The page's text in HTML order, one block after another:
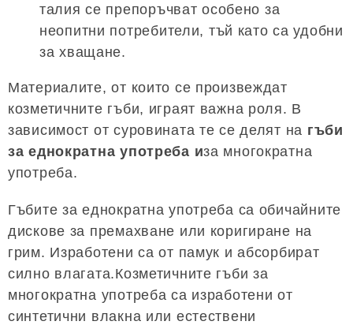
талия се препоръчват особено за
неопитни потребители, тъй като са удобни
за хващане.
Материалите, от които се произвеждат
козметичните гъби, играят важна роля. В
зависимост от суровината те се делят на гъби
за еднократна употреба иза многократна
употреба.
Гъбите за еднократна употреба са обичайните
дискове за премахване или коригиране на
грим. Изработени са от памук и абсорбират
силно влагата.Козметичните гъби за
многократна употреба са изработени от
синтетични влакна или естествени